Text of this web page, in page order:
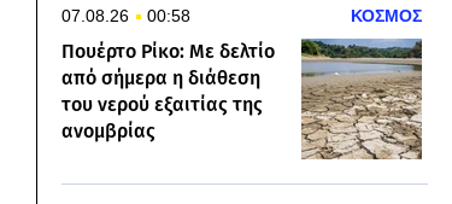
07.08.26 00:58 ΚΟΣΜΟΣ
Πουέρτο Ρίκο: Με δελτίο
από σήμερα η διάθεση
του νερού εξαιτίας της
ανομβρίας